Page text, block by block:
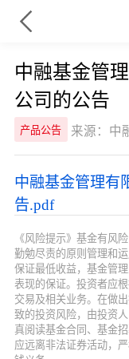
中融基金管
公司的公告
产品公告 来源：中
中融基金管理有
告.pdf
《风险提示》基金有风
勤勉尽责的原则管理和
保证最低收益，基金管
表现的保证。投资者应
交易及相关业务。在做
致的投资风险，由投资
真阅读基金合同、基金
应远离非法证券活动，